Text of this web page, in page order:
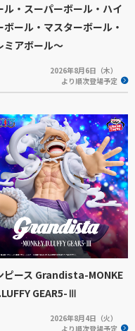
ル・スーパーボール・ハイ
ボール・マスターボール・
ミアボール～
2026年8月6日（木）
より順次登場予定
ピース Grandista-MONKE
GEAR5-Ⅲ
2026年8月4日（火）
より順次登場予定